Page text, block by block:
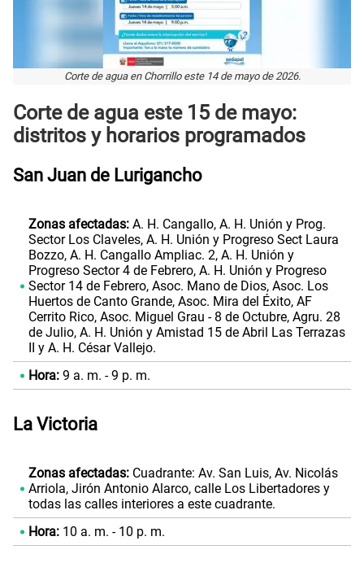
Corte de agua en Chorrillo este 14 de mayo de 2026.
Corte de agua este 15 de mayo:
distritos y horarios programados
San Juan de Lurigancho
Zonas afectadas: A. H. Cangallo, A. H. Unión y Prog.
Sector Los Claveles, A. H. Unión y Progreso Sect Laura
Bozzo, A. H. Cangallo Ampliac. 2, A. H. Unión y
Progreso Sector 4 de Febrero, A. H. Unión y Progreso
Sector 14 de Febrero, Asoc. Mano de Dios, Asoc. Los
Huertos de Canto Grande, Asoc. Mira del Éxito, AF
Cerrito Rico, Asoc. Miguel Grau - 8 de Octubre, Agru. 28
de Julio, A. H. Unión y Amistad 15 de Abril Las Terrazas
II y A. H. César Vallejo.
Hora: 9 a. m. - 9 p. m.
La Victoria
Zonas afectadas: Cuadrante: Av. San Luis, Av. Nicolás
Arriola, Jirón Antonio Alarco, calle Los Libertadores y
todas las calles interiores a este cuadrante.
Hora: 10 a. m. - 10 p. m.